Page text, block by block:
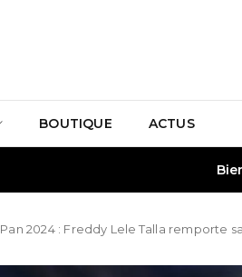
BOUTIQUE ACTUS
Pan 2024 : Freddy Lele Talla remporte